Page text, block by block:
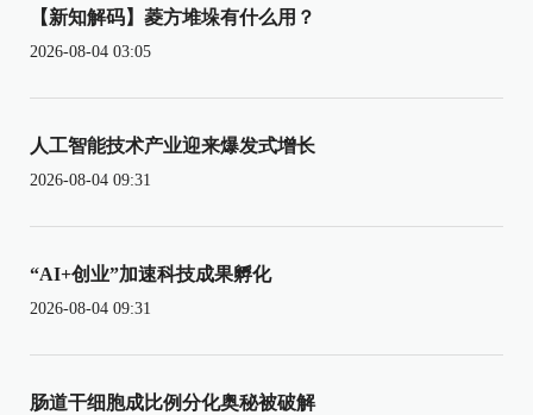
【新知解码】菱方堆垛有什么用？
2026-08-04 03:05
人工智能技术产业迎来爆发式增长
2026-08-04 09:31
“AI+创业”加速科技成果孵化
2026-08-04 09:31
肠道干细胞成比例分化奥秘被破解